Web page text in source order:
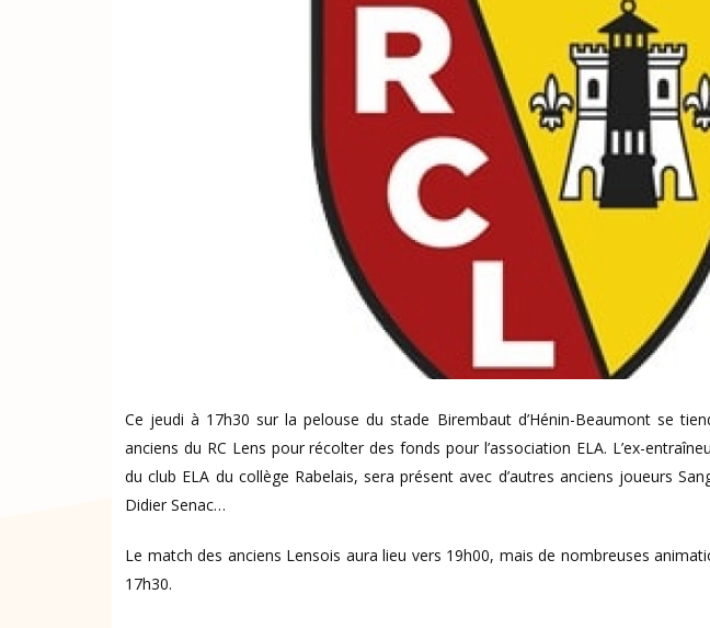
Ce jeudi à 17h30 sur la pelouse du stade Birembaut d’Hénin-Beaumont se
anciens du RC Lens pour récolter des fonds pour l’association ELA. L’ex-
du club ELA du collège Rabelais, sera présent avec d’autres anciens joueurs
Didier Senac…
Le match des anciens Lensois aura lieu vers 19h00, mais de nombreuses
17h30.